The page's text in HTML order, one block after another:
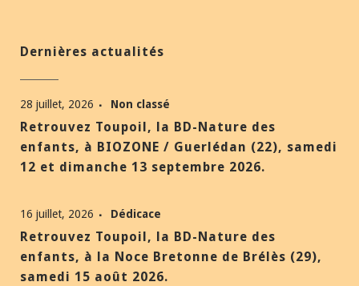
Dernières actualités
28 juillet, 2026 Non classé
Retrouvez Toupoil, la BD-Nature des
enfants, à BIOZONE / Guerlédan (22), samedi
12 et dimanche 13 septembre 2026.
16 juillet, 2026 Dédicace
Retrouvez Toupoil, la BD-Nature des
enfants, à la Noce Bretonne de Brélès (29),
samedi 15 août 2026.